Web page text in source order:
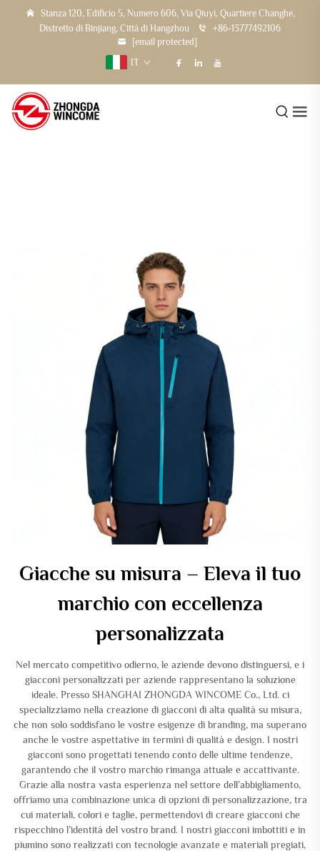
Stanza 120, Edificio 5, Numero 606, Via Qiuyi, Quartiere Changhe,
Distretto di Binjiang, Città di Hangzhou
+86-13777492106
[email protected]
IT
Giacche su misura – Eleva il tuo
marchio con eccellenza
personalizzata
Nel mercato competitivo odierno, le aziende devono distinguersi, e i
giacconi personalizzati per aziende rappresentano la soluzione
ideale. Presso SHANGHAI ZHONGDA WINCOME Co., Ltd. ci
specializziamo nella creazione di giacconi di alta qualità su misura,
che non solo soddisfano le vostre esigenze di branding, ma superano
anche le vostre aspettative in termini di qualità e design. I nostri
giacconi sono progettati tenendo conto delle ultime tendenze,
garantendo che il vostro marchio rimanga attuale e accattivante.
Grazie alla nostra vasta esperienza nel settore dell’abbigliamento,
offriamo una combinazione unica di opzioni di personalizzazione, tra
cui materiali, colori e taglie, permettendovi di creare giacconi che
rispecchino l’identità del vostro brand. I nostri giacconi imbottiti e in
piumino sono realizzati con tecnologie avanzate e materiali pregiati,